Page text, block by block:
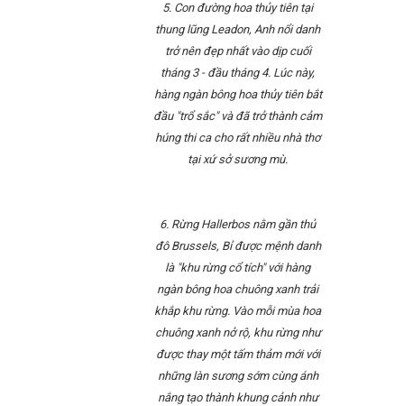
5. Con đường hoa thủy tiên tại
thung lũng Leadon, Anh nổi danh
trở nên đẹp nhất vào dịp cuối
tháng 3 - đầu tháng 4. Lúc này,
hàng ngàn bông hoa thủy tiên bắt
đầu "trổ sắc" và đã trở thành cảm
húng thi ca cho rất nhiều nhà thơ
tại xứ sở sương mù.
6. Rừng Hallerbos nằm gần thủ
đô Brussels, Bỉ được mệnh danh
là "khu rừng cổ tích" với hàng
ngàn bông hoa chuông xanh trải
khắp khu rừng. Vào mỗi mùa hoa
chuông xanh nở rộ, khu rừng như
được thay một tấm thảm mới với
những làn sương sớm cùng ánh
nắng tạo thành khung cảnh như